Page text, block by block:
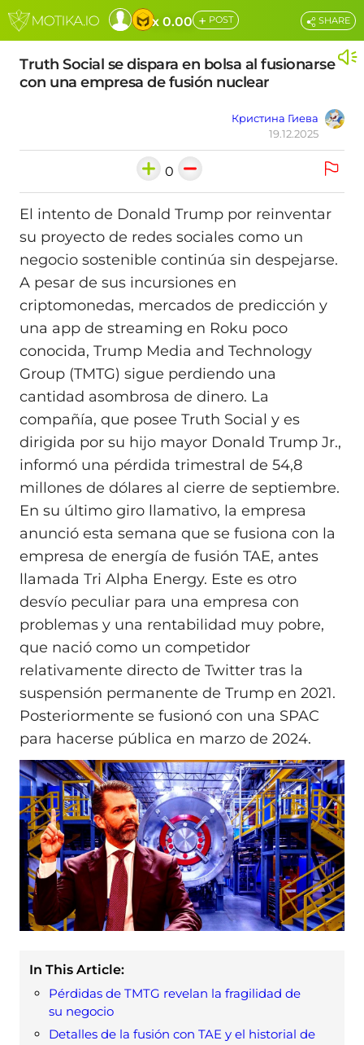
x 0.00 + POST
Truth Social se dispara en bolsa al fusionarse
con una empresa de fusión nuclear
Кристина Гиева
19.12.2025
SHARE
0
El intento de Donald Trump por reinventar
su proyecto de redes sociales como un
negocio sostenible continúa sin despejarse.
A pesar de sus incursiones en
criptomonedas, mercados de predicción y
una app de streaming en Roku poco
conocida, Trump Media and Technology
Group (TMTG) sigue perdiendo una
cantidad asombrosa de dinero. La
compañía, que posee Truth Social y es
dirigida por su hijo mayor Donald Trump Jr.,
informó una pérdida trimestral de 54,8
millones de dólares al cierre de septiembre.
En su último giro llamativo, la empresa
anunció esta semana que se fusiona con la
empresa de energía de fusión TAE, antes
llamada Tri Alpha Energy. Este es otro
desvío peculiar para una empresa con
problemas y una rentabilidad muy pobre,
que nació como un competidor
relativamente directo de Twitter tras la
suspensión permanente de Trump en 2021.
Posteriormente se fusionó con una SPAC
para hacerse pública en marzo de 2024.
In This Article:
Pérdidas de TMTG revelan la fragilidad de
su negocio
Detalles de la fusión con TAE y el historial de